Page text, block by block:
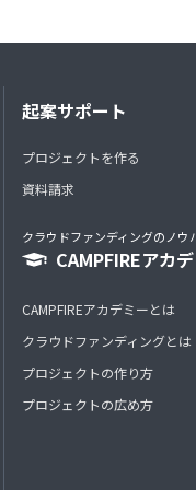
起案サポート
プロジェクトを作る
資料請求
クラウドファンディングのノウ
CAMPFIREアカ
CAMPFIREアカデミーとは
クラウドファンディングとは
プロジェクトの作り方
プロジェクトの広め方